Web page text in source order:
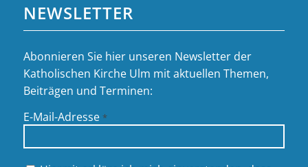
NEWSLETTER
Abonnieren Sie hier unseren Newsletter der
Katholischen Kirche Ulm mit aktuellen Themen,
Beiträgen und Terminen:
E-Mail-Adresse *